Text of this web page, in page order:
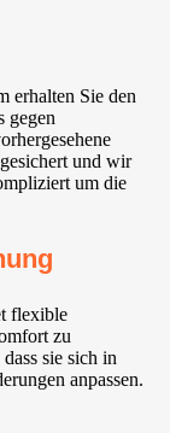
erhalten Sie den
gegen
und wir
um die
flexible
zu
sie sich in
anpassen.